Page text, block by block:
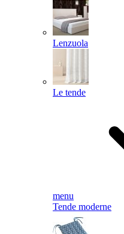
Lenzuola
Le tende
menu
Tende moderne